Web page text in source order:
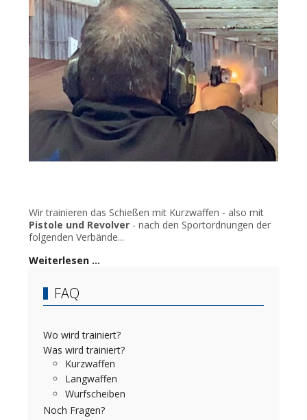
Wir trainieren das Schießen mit Kurzwaffen - also mit
Pistole und Revolver - nach den Sportordnungen der
folgenden Verbände...
Weiterlesen …
FAQ
Wo wird trainiert?
Was wird trainiert?
Kurzwaffen
Langwaffen
Wurfscheiben
Noch Fragen?